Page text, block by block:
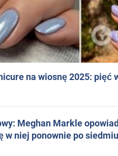
na wiosnę 2025: pięć
Meghan Markle
w niej ponownie po